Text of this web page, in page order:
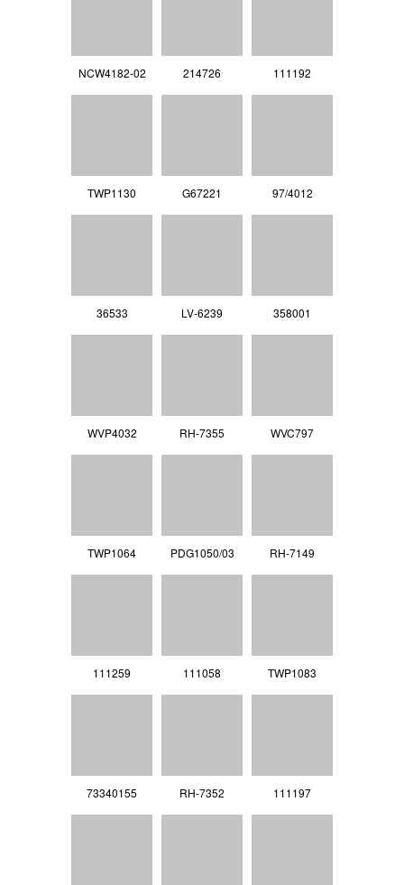
NCW4182-02 214726 111192
TWP1130 G67221 97/4012
36533 LV‐6239 358001
WVP4032 RH-7355 WVC797
TWP1064 PDG1050/03 RH-7149
111259 111058 TWP1083
73340155 RH-7352 111197